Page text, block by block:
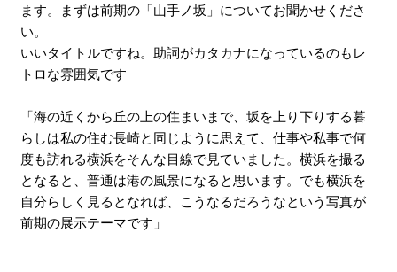
ます。まずは前期の「山手ノ坂」についてお聞かせくださ
い。
いいタイトルですね。助詞がカタカナになっているのもレ
トロな雰囲気です
「海の近くから丘の上の住まいまで、坂を上り下りする暮
らしは私の住む長崎と同じように思えて、仕事や私事で何
度も訪れる横浜をそんな目線で見ていました。横浜を撮る
となると、普通は港の風景になると思います。でも横浜を
自分らしく見るとなれば、こうなるだろうなという写真が
前期の展示テーマです」